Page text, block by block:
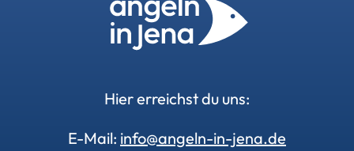
Hier erreichst du uns:
E-Mail: info@angeln-in-jena.de